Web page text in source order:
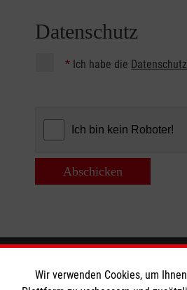
Datenschutz
* Ich habe die
Abschicken
Informationen
Wir verwenden Cookies, um